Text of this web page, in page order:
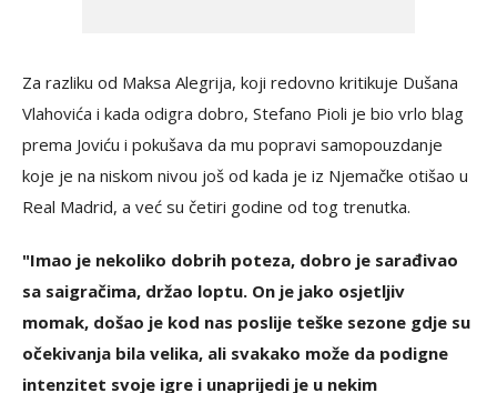
Za razliku od Maksa Alegrija, koji redovno kritikuje Dušana
Vlahovića i kada odigra dobro, Stefano Pioli je bio vrlo blag
prema Joviću i pokušava da mu popravi samopouzdanje
koje je na niskom nivou još od kada je iz Njemačke otišao u
Real Madrid, a već su četiri godine od tog trenutka.
"Imao je nekoliko dobrih poteza, dobro je sarađivao
sa saigračima, držao loptu. On je jako osjetljiv
momak, došao je kod nas poslije teške sezone gdje su
očekivanja bila velika, ali svakako može da podigne
intenzitet svoje igre i unaprijedi je u nekim